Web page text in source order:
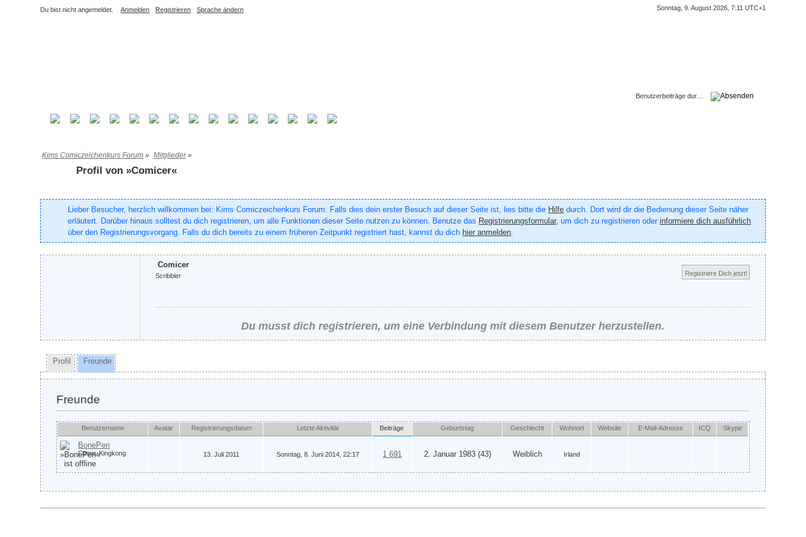
Sonntag, 9. August 2026, 7:11 UTC+1
Du bist nicht angemeldet. Anmelden Registrieren Sprache ändern
Kims Comiczeichenkurs Forum » Mitglieder»
Profil von »Comicer«
Lieber Besucher, herzlich willkommen bei: Kims Comiczeichenkurs Forum. Falls dies dein erster Besuch auf dieser Seite ist, lies bitte die Hilfe durch. Dort wird dir die Bedienung dieser Seite näher
erläutert. Darüber hinaus solltest du dich registrieren, um alle Funktionen dieser Seite nutzen zu können. Benutze das Registrierungsformular, um dich zu registrieren oderinformiere dich ausführlich
über den Registrierungsvorgang. Falls du dich bereits zu einem früheren Zeitpunkt registriert hast, kannst du dich hier anmelden.
Comicer
Scribbler Registriere Dich jetzt!
Du musst dich registrieren, um eine Verbindung mit diesem Benutzer herzustellen.
Profil Freunde
Freunde
Benutzername Avatar Registrierungsdatum Letzte Aktivität Beiträge Geburtstag Geschlecht Wohnort Website E-Mail-Adresse ICQ Skype
BonePen
Comic-Kingkong 13. Juli 2011 Sonntag, 8. Juni 2014, 22:17 1 691 2. Januar 1983 (43) Weiblich Irland